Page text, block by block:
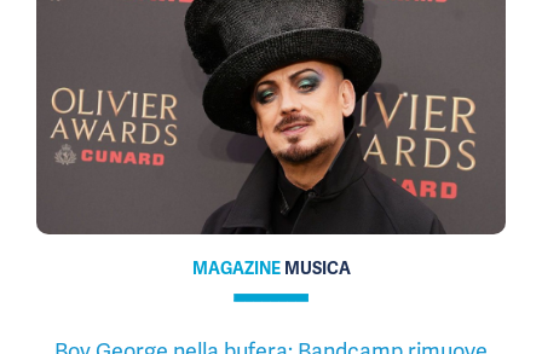
MAGAZINE MUSICA